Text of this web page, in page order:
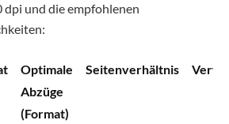
dpi und die empfohlenen
Optimale
Abzüge
(Format)
Seitenverhältnis